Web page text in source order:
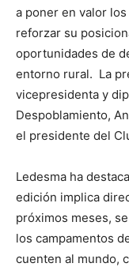
a poner en valor
reforzar su
oportunidades de
entorno rural. La
vicepresidenta y
Despoblamiento,
el presidente del
Ledesma ha
edición implica
próximos meses,
los campamentos
cuenten al mundo,